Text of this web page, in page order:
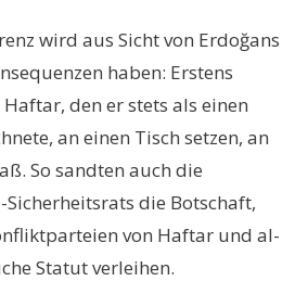
wird aus Sicht von Erdoğans
haben: Erstens
den er stets als einen
an einen Tisch setzen, an
So sandten auch die
die Botschaft,
von Haftar und al-
Statut verleihen.